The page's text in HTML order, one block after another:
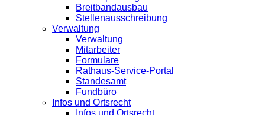
Breitbandausbau
Stellenausschreibung
Verwaltung
Verwaltung
Mitarbeiter
Formulare
Rathaus-Service-Portal
Standesamt
Fundbüro
Infos und Ortsrecht
Infos und Ortsrecht